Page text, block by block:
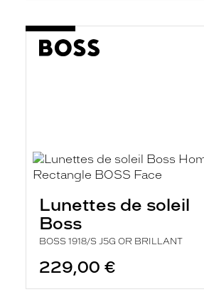
Lunettes de soleil
Boss
BOSS 1918/S J5G OR BRILLANT
229,00 €